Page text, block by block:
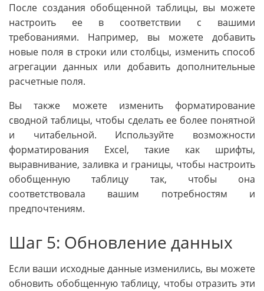
После создания обобщенной таблицы, вы можете
настроить ее в соответствии с вашими
требованиями. Например, вы можете добавить
новые поля в строки или столбцы, изменить способ
агрегации данных или добавить дополнительные
расчетные поля.
Вы также можете изменить форматирование
сводной таблицы, чтобы сделать ее более понятной
и читабельной. Используйте возможности
форматирования Excel, такие как шрифты,
выравнивание, заливка и границы, чтобы настроить
обобщенную таблицу так, чтобы она
соответствовала вашим потребностям и
предпочтениям.
Шаг 5: Обновление данных
Если ваши исходные данные изменились, вы можете
обновить обобщенную таблицу, чтобы отразить эти